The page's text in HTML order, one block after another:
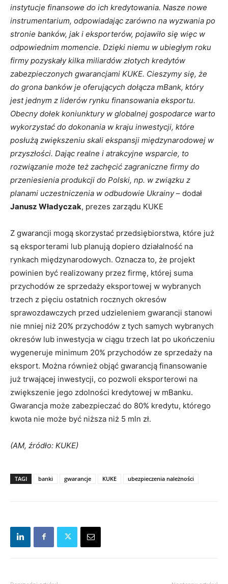
instytucje finansowe do ich kredytowania. Nasze nowe
instrumentarium, odpowiadając zarówno na wyzwania po
stronie banków, jak i eksporterów, pojawiło się więc w
odpowiednim momencie. Dzięki niemu w ubiegłym roku
firmy pozyskały kilka miliardów złotych kredytów
zabezpieczonych gwarancjami KUKE. Cieszymy się, że
do grona banków je oferujących dołącza mBank, który
jest jednym z liderów rynku finansowania eksportu.
Obecny dołek koniunktury w globalnej gospodarce warto
wykorzystać do dokonania w kraju inwestycji, które
posłużą zwiększeniu skali ekspansji międzynarodowej w
przyszłości. Dając realne i atrakcyjne wsparcie, to
rozwiązanie może też zachęcić zagraniczne firmy do
przeniesienia produkcji do Polski, np. w związku z
planami uczestniczenia w odbudowie Ukrainy– dodał
Janusz Władyczak, prezes zarządu KUKE
Z gwarancji mogą skorzystać przedsiębiorstwa, które już
są eksporterami lub planują dopiero działalność na
rynkach międzynarodowych. Oznacza to, że projekt
powinien być realizowany przez firmę, której suma
przychodów ze sprzedaży eksportowej w wybranych
trzech z pięciu ostatnich rocznych okresów
sprawozdawczych przed udzieleniem gwarancji stanowi
nie mniej niż 20% przychodów z tych samych wybranych
okresów lub inwestycja w ciągu trzech lat po ukończeniu
wygeneruje minimum 20% przychodów ze sprzedaży na
eksport. Można również objąć gwarancją finansowanie
już trwającej inwestycji, co pozwoli eksporterowi na
zwiększenie jego zdolności kredytowej w mBanku.
Gwarancja może zabezpieczać do 80% kredytu, którego
kwota nie może być niższa niż 5 mln zł.
(AM, źródło: KUKE)
TAGI banki gwarancje KUKE ubezpieczenia należności